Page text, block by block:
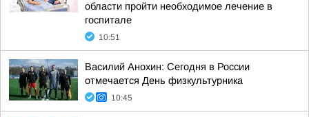
области пройти необходимое лечение в
госпитале
10:51
Василий Анохин: Сегодня в России
отмечается День физкультурника
10:45